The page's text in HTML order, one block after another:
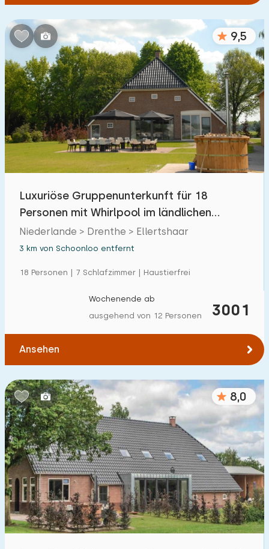
9,5
Luxuriöse Gruppenunterkunft für 18
Personen mit Whirlpool im ländlichen
Ellertshaar in Dre
Niederlande > Drenthe > Ellertshaar
3 km von Schoonloo entfernt
18 Personen | 7 Schlafzimmer | Haustierfrei
3001
Wochenende ab
ausgehend von 12 Personen
Ansehen
8,0